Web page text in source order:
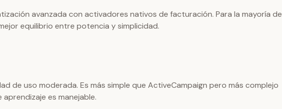
avanzada con activadores nativos de facturación. Para la mayoría de
equilibrio entre potencia y simplicidad.
de uso moderada. Es más simple que ActiveCampaign pero más complejo
es manejable.